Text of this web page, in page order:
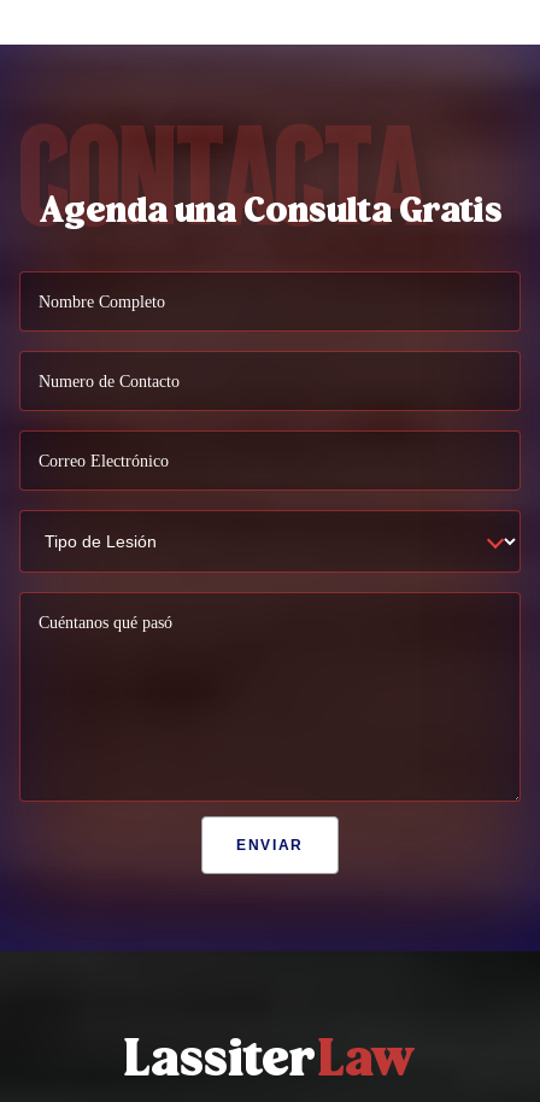
Contacta
Agenda una Consulta Gratis
Nombre Completo
Numero de Contacto
Correo Electrónico
Cuéntanos qué pasó